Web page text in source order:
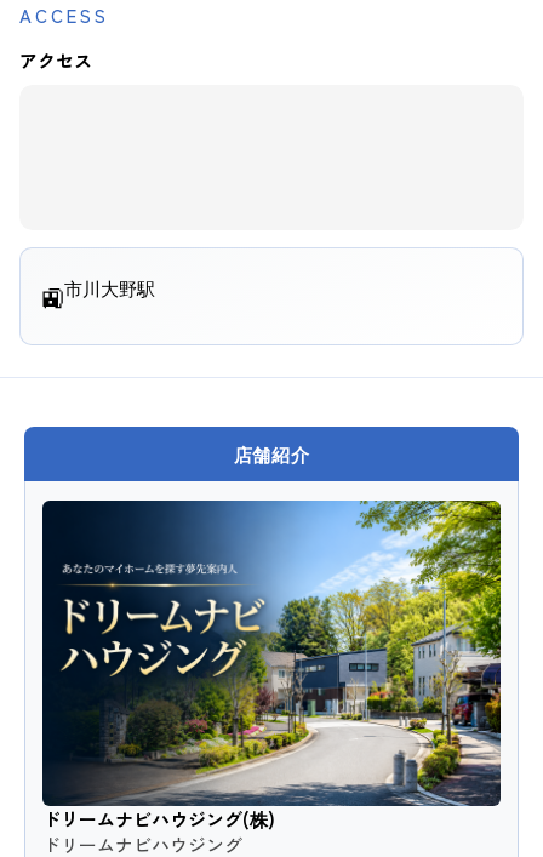
ACCESS
アクセス
🚉市川大野駅
店舗紹介
ドリームナビハウジング(株)
ドリームナビハウジング